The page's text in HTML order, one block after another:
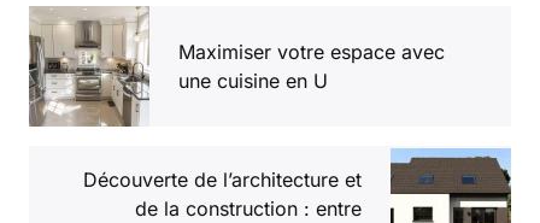
Maximiser votre espace avec
une cuisine en U
Découverte de l’architecture et
de la construction : entre